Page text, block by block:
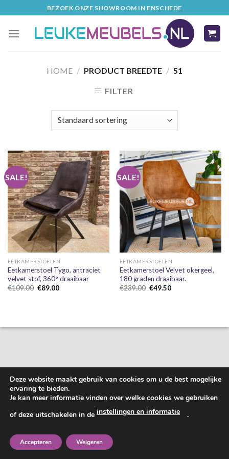
to
content
BEZOEK ONZE SHOWROOM IN ENSCHEDE
HOME / PRODUCT BREEDTE / 51
FILTER
SALE!
EETKAMERSTOELEN
Eetkamerstoel Tygo, antraciet
velvet stof, 360° draaibaar
€109.00 Oorspronkelijke
€89.00Huidige
SALE!
EETKAMERSTOELEN
Eetkamerstoel Velvet okergeel,
180 graden draaibaar.
€239.00 Oorspronkelijke
€49.50Huidige
Deze website maakt gebruik van cookies om u de best mogelijke
ervaring te bieden.
Je kan meer informatie vinden over welke cookies we gebruiken
of deze uitschakelen in de instellingen en informatie .
Accepteren Weigeren